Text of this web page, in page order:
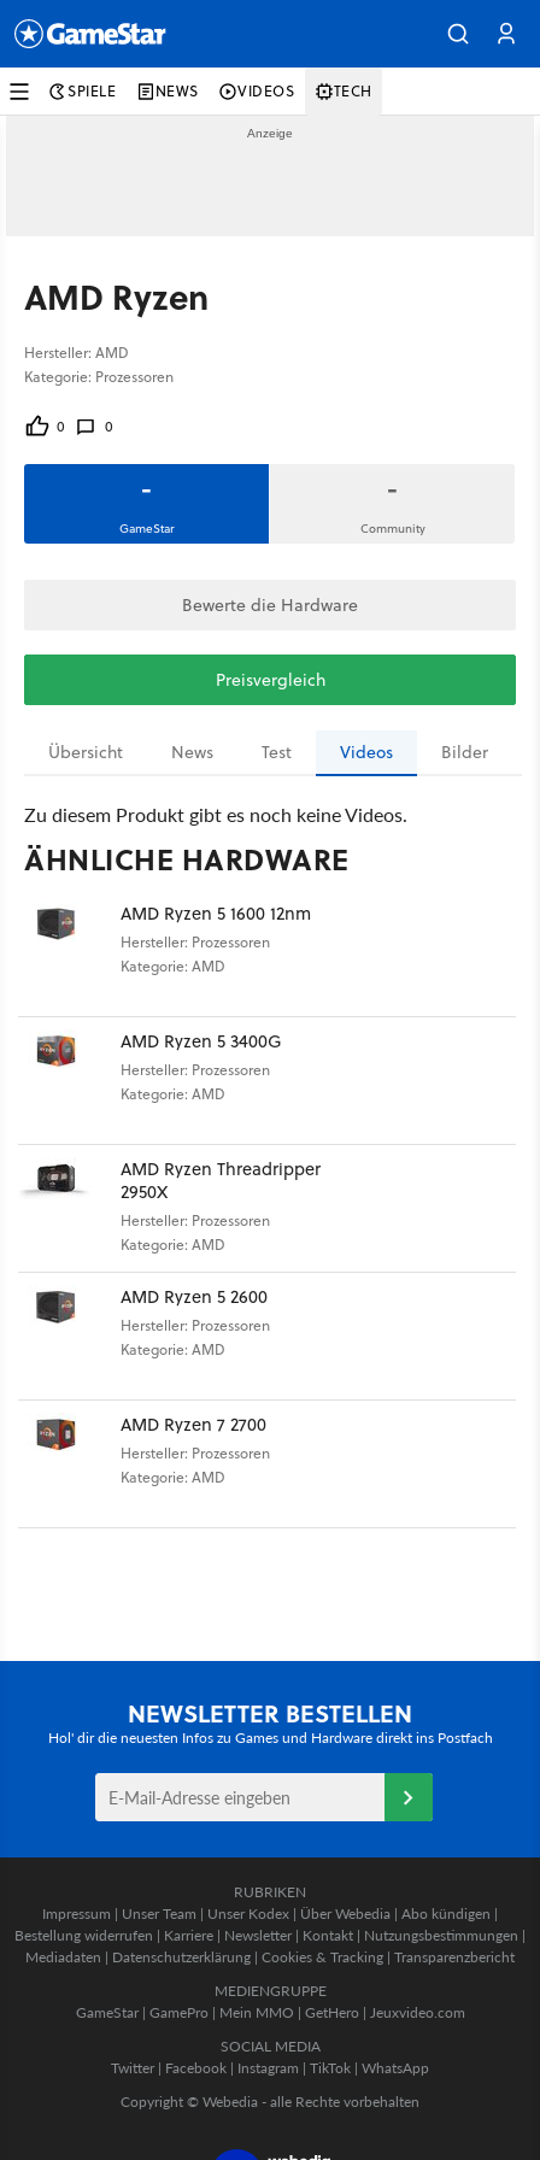
SPIELE NEWS VIDEOS TECH
AMD Ryzen
Hersteller: AMD
Kategorie: Prozessoren
0 0
-
GameStar
-
Community
Bewerte die Hardware
Preisvergleich
Übersicht News Test Videos Bilder
Zu diesem Produkt gibt es noch keine Videos.
ÄHNLICHE HARDWARE
AMD Ryzen 5 1600 12nm
Hersteller: Prozessoren
Kategorie: AMD
AMD Ryzen 5 3400G
Hersteller: Prozessoren
Kategorie: AMD
AMD Ryzen Threadripper
2950X
Hersteller: Prozessoren
Kategorie: AMD
AMD Ryzen 5 2600
Hersteller: Prozessoren
Kategorie: AMD
AMD Ryzen 7 2700
Hersteller: Prozessoren
Kategorie: AMD
NEWSLETTER BESTELLEN
Hol' dir die neuesten Infos zu Games und Hardware direkt ins Postfach
RUBRIKEN
Impressum | Unser Team | Unser Kodex | Über Webedia | Abo kündigen |
Bestellung widerrufen | Karriere | Newsletter | Kontakt | Nutzungsbestimmungen |
Mediadaten | Datenschutzerklärung | Cookies & Tracking | Transparenzbericht
MEDIENGRUPPE
GameStar| GamePro | Mein MMO | GetHero | Jeuxvideo.com
SOCIAL MEDIA
Twitter | Facebook | Instagram | TikTok | WhatsApp
Copyright © Webedia - alle Rechte vorbehalten